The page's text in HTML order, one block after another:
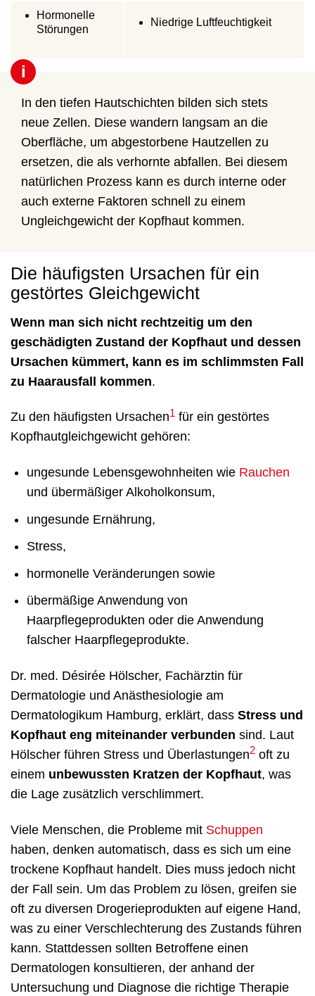
Hormonelle
Störungen
Niedrige Luftfeuchtigkeit
i
In den tiefen Hautschichten bilden sich stets
neue Zellen. Diese wandern langsam an die
Oberfläche, um abgestorbene Hautzellen zu
ersetzen, die als verhornte abfallen. Bei diesem
natürlichen Prozess kann es durch interne oder
auch externe Faktoren schnell zu einem
Ungleichgewicht der Kopfhaut kommen.
Die häufigsten Ursachen für ein
gestörtes Gleichgewicht
Wenn man sich nicht rechtzeitig um den
geschädigten Zustand der Kopfhaut und dessen
Ursachen kümmert, kann es im schlimmsten Fall
zu Haarausfall kommen.
Zu den häufigsten Ursachen1 für ein gestörtes
Kopfhautgleichgewicht gehören:
ungesunde Lebensgewohnheiten wie Rauchen
und übermäßiger Alkoholkonsum,
ungesunde Ernährung,
Stress,
hormonelle Veränderungen sowie
übermäßige Anwendung von
Haarpflegeprodukten oder die Anwendung
falscher Haarpflegeprodukte.
Dr. med. Désirée Hölscher, Fachärztin für
Dermatologie und Anästhesiologie am
Dermatologikum Hamburg, erklärt, dass Stress und
Kopfhaut eng miteinander verbunden sind. Laut
Hölscher führen Stress und Überlastungen2 oft zu
einem unbewussten Kratzen der Kopfhaut, was
die Lage zusätzlich verschlimmert.
Viele Menschen, die Probleme mit Schuppen
haben, denken automatisch, dass es sich um eine
trockene Kopfhaut handelt. Dies muss jedoch nicht
der Fall sein. Um das Problem zu lösen, greifen sie
oft zu diversen Drogerieprodukten auf eigene Hand,
was zu einer Verschlechterung des Zustands führen
kann. Stattdessen sollten Betroffene einen
Dermatologen konsultieren, der anhand der
Untersuchung und Diagnose die richtige Therapie